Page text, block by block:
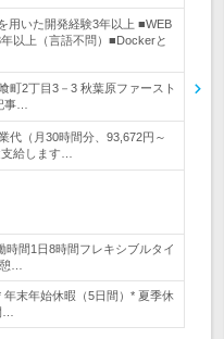
用いた開発経験3年以上 ■WEB
以上（言語不問）■Dockerと
町2丁目3－3 秋葉原ファースト
事…
代（月30時間分、93,672円～
給します…
時間1日8時間フレキシブルタイ
…
末年始休暇（5日間）* 夏季休